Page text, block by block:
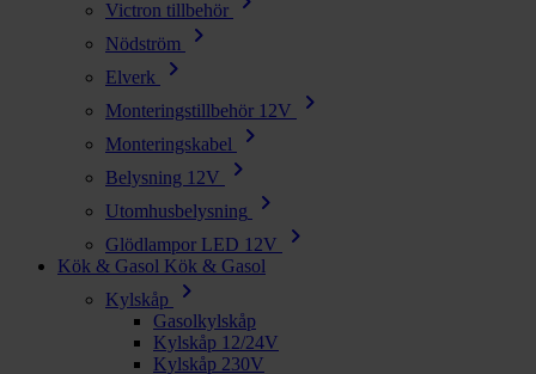
Victron tillbehör
Nödström chevron_right
Elverk chevron_right
Monteringstillbehör 12V chevron_right
Monteringskabel chevron_right
Belysning 12V chevron_right
Utomhusbelysning chevron_right
Glödlampor LED 12V chevron_right
Kök & Gasol Kök & Gasol
Kylskåp
chevron_right
Gasolkylskåp
Kylskåp 12/24V
Kylskåp 230V